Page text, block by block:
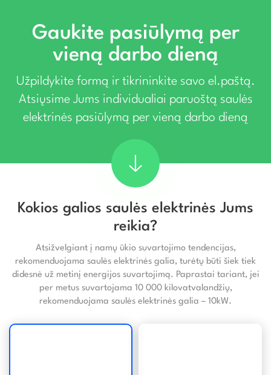
Gaukite pasiūlymą per
vieną darbo dieną
Užpildykite formą ir tikrininkite savo el.paštą.
Atsiųsime Jums individualiai paruoštą saulės
elektrinės pasiūlymą per vieną darbo dieną
Kokios galios saulės elektrinės Jums
reikia?
Atsižvelgiant į namų ūkio suvartojimo tendencijas,
rekomenduojama saulės elektrinės galia, turėtų būti šiek tiek
didesnė už metinį energijos suvartojimą. Paprastai tariant, jei
per metus suvartojama 10 000 kilovatvalandžių,
rekomenduojama saulės elektrinės galia – 10kW.